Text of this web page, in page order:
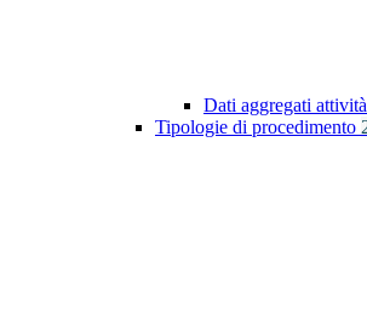
Dati aggregati
Tipologie di procedimento